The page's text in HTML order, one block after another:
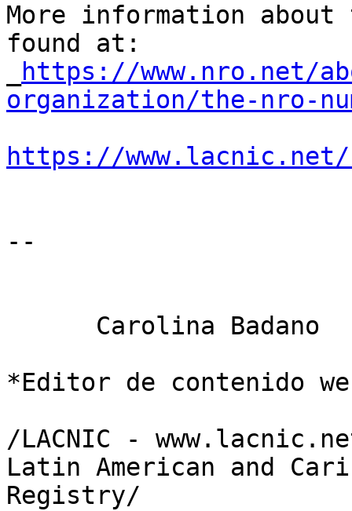
More information about
found at:
https://www.nro.net/
organization/the-nro-
https://
--
*Editor de contenido
/LACNIC -
Latin American and
Registry/